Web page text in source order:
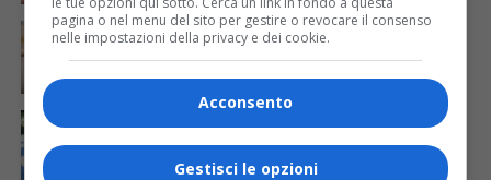
CRONACA & ATTUALITÀ 5 giorni fa
Mattia Ranghetti muore a 29 anni dopo la
folgorazione alle Ferriere Nord di Osoppo
Arrivano 142 nuovi poliziotti in Friuli-Venezia Giulia:
61 saranno assegnati a Trieste
pagina o nel menu del sito per gestire o revocare il consenso
nelle impostazioni della privacy e dei cookie.
Acconsento
Gestisci le opzioni